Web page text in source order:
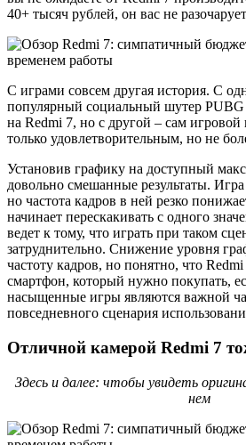
40+ тысяч рублей, он вас не
С играми совсем другая история. С
популярный социальный шутер PUBG
на Redmi 7, но с другой – сам игровой
только удовлетворительным, но не
Установив графику на доступный
довольно смешанные результаты. Игра
но частота кадров в ней резко
начинает перескакивать с одного
ведет к тому, что играть при таком
затруднительно. Снижение уровня
частоту кадров, но понятно, что Redmi
смартфон, который нужно покупать,
насыщенные игры являются важной
повседневного сценария
Отличной камерой Redmi 7
Здесь и далее: чтобы увидеть
нем